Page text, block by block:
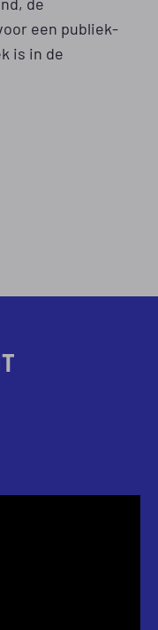
een publiek-
is in de